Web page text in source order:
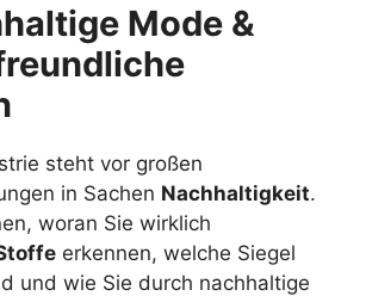
Mode &
steht vor großen
in Sachen Nachhaltigkeit.
woran Sie wirklich
erkennen, welche Siegel
und wie Sie durch nachhaltige